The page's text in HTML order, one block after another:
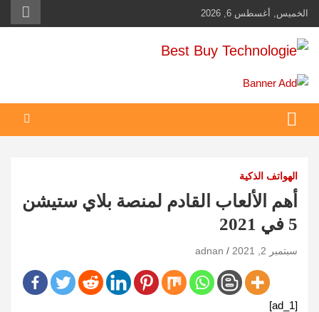
Skip
to
content
الخميس, أغسطس 6, 2026
Best Buy Technologie
أهم مبيعات عالم التكنولوجيا
الهواتف الذكية
أهم الألعاب القادم لمنصة بلاي ستيشن
5 في 2021
سبتمبر 2, 2021 adnan
[ad_1]